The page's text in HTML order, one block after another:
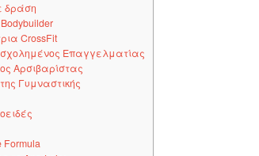
δράση
CrossFit
Επαγγελματίας
Αρσιβαρίστας
Γυμναστικής
Formula